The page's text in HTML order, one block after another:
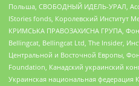
Польша, СВОБОДНЫЙ ИДЕЛЬ-УРАЛ,
IStories fonds, Королевский Институт
КРИМСЬКА ПРАВОЗАХИСНА ГРУПА,
Bellingcat, Bellingcat Ltd, The Insider,
Центральной и Восточной Европы,
Foundation, Канадский украинский
Украинская национальная